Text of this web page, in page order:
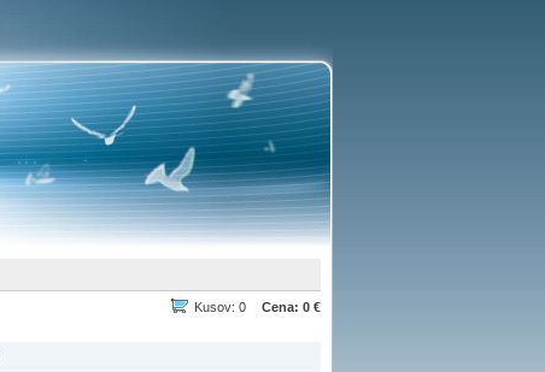
Kusov: 0 Cena: 0 €